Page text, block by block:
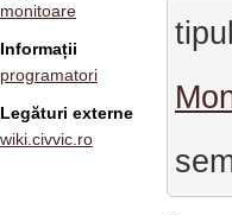
monitoare
Informații
programatori
Legături externe
wiki.civvic.ro